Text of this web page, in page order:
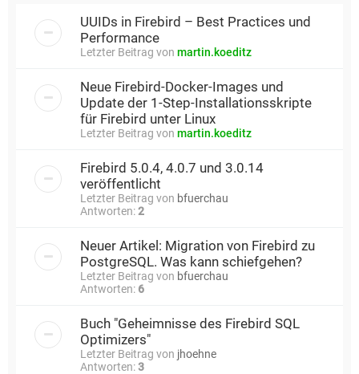
UUIDs in Firebird – Best Practices und
Performance
Letzter Beitrag von martin.koeditz
Neue Firebird-Docker-Images und
Update der 1-Step-Installationsskripte
für Firebird unter Linux
Letzter Beitrag von martin.koeditz
Firebird 5.0.4, 4.0.7 und 3.0.14
veröffentlicht
Letzter Beitrag von bfuerchau
Antworten:2
Neuer Artikel: Migration von Firebird zu
PostgreSQL. Was kann schiefgehen?
Letzter Beitrag von bfuerchau
Antworten: 6
Buch "Geheimnisse des Firebird SQL
Optimizers"
Letzter Beitrag von jhoehne
Antworten:3